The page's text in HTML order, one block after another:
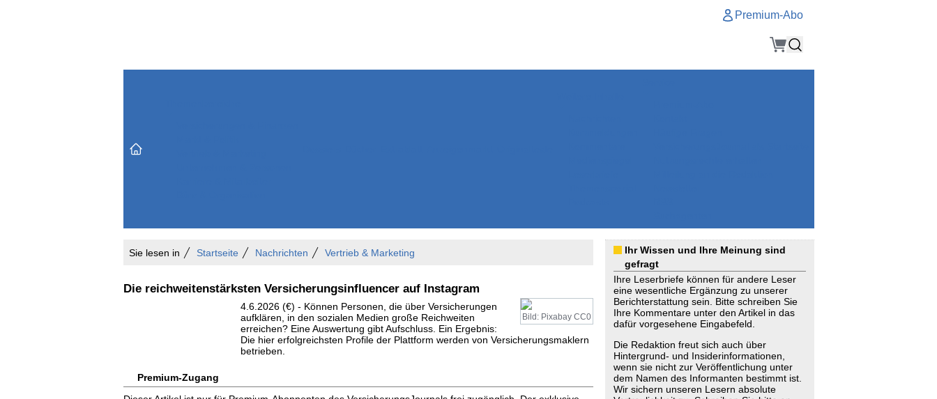
Premium-Abo
Sie lesen in Startseite Nachrichten Vertrieb & Marketing
Die reichweitenstärksten Versicherungsinfluencer auf Instagram
Bild: Pixabay CC0
4.6.2026 (€) - Können Personen, die über Versicherungen
aufklären, in den sozialen Medien große Reichweiten
erreichen? Eine Auswertung gibt Aufschluss. Ein Ergebnis:
Die hier erfolgreichsten Profile der Plattform werden von Versicherungsmaklern
betrieben.
Premium-Zugang
Ihr Wissen und Ihre Meinung sind
gefragt
Ihre Leserbriefe können für andere Leser
eine wesentliche Ergänzung zu unserer
Berichterstattung sein. Bitte schreiben Sie
Ihre Kommentare unter den Artikel in das
dafür vorgesehene Eingabefeld.
Die Redaktion freut sich auch über
Hintergrund- und Insiderinformationen,
wenn sie nicht zur Veröffentlichung unter
dem Namen des Informanten bestimmt ist.
Wir sichern unseren Lesern absolute